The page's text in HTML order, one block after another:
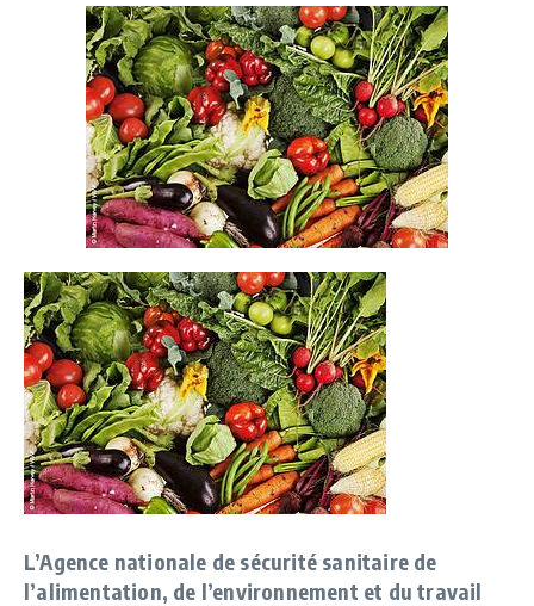
L’Agence nationale de sécurité sanitaire de
l’alimentation, de l’environnement et du travail